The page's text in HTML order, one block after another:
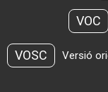
VOC
VOSC Versió